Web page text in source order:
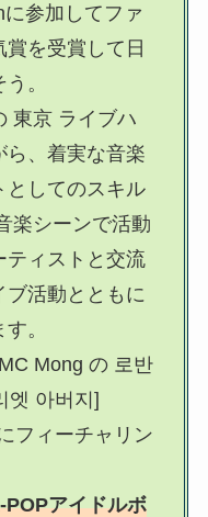
参加してファ
を受賞して日
。
東京 ライブハ
ら、着実な音楽
としてのスキル
楽シーンで活動
ティストと交流
ブ活動とともに
。
Mong の 로반
엣 아버지]
フィーチャリン
アイドルボ